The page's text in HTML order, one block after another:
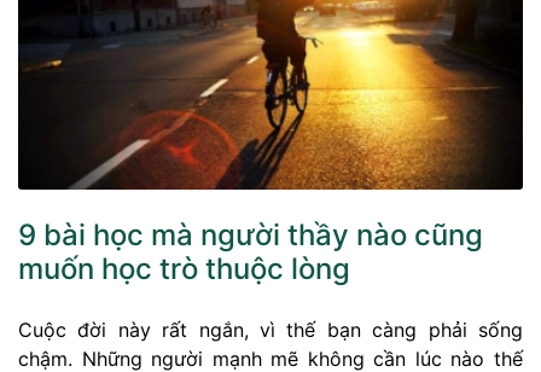
9 bài học mà người thầy nào cũng
muốn học trò thuộc lòng
Cuộc đời này rất ngắn, vì thế bạn càng phải sống
chậm. Những người mạnh mẽ không cần lúc nào thế